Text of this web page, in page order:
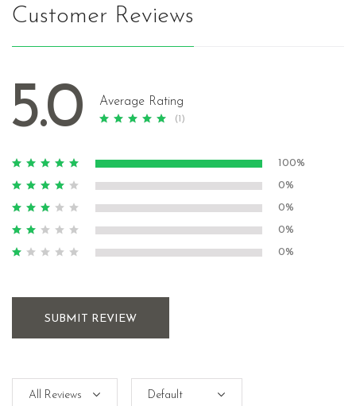
Customer Reviews
5.0 Average Rating
(1)
100%
0%
0%
0%
0%
SUBMIT REVIEW